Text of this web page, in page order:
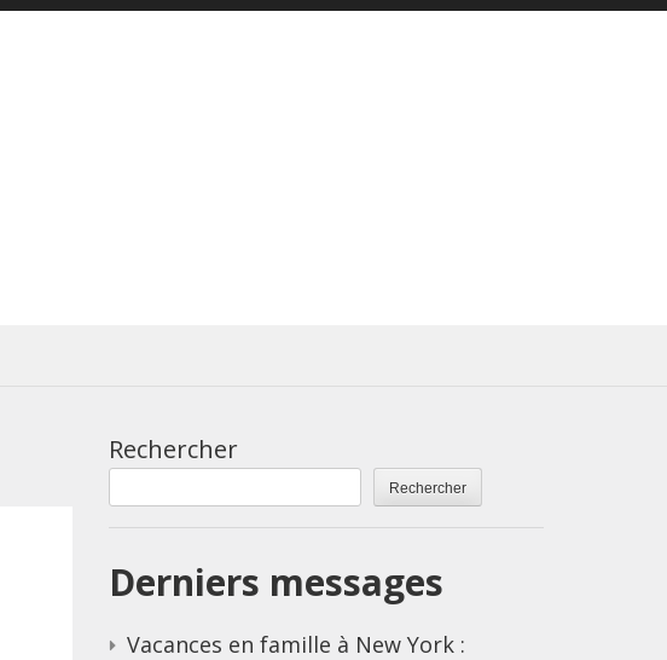
Rechercher
Rechercher
Derniers messages
Vacances en famille à New York :